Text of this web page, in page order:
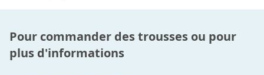
Pour commander des trousses ou pour
plus d'informations